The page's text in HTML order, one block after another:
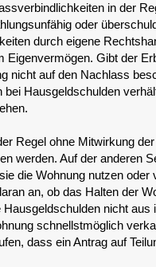
in der
oder
durch eigene
Eigenvermögen. Gibt der
nicht auf den Nachlass
Hausgeldschulden
Regel ohne Mitwirkung
werden. Auf der anderen
die Wohnung nutzen oder
an, ob das Halten der
nicht
schnellstmöglich
dass ein Antrag auf